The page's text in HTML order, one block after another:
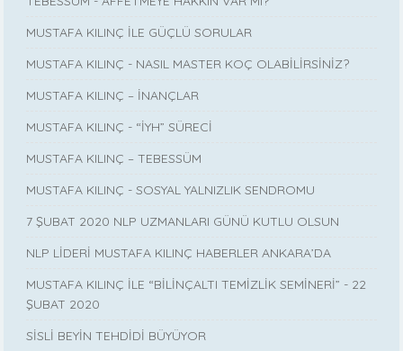
MUSTAFA KILINÇ İLE GÜÇLÜ SORULAR
MUSTAFA KILINÇ - NASIL MASTER KOÇ OLABİLİRSİNİZ?
MUSTAFA KILINÇ – İNANÇLAR
MUSTAFA KILINÇ - “İYH” SÜRECİ
MUSTAFA KILINÇ – TEBESSÜM
MUSTAFA KILINÇ - SOSYAL YALNIZLIK SENDROMU
7 ŞUBAT 2020 NLP UZMANLARI GÜNÜ KUTLU OLSUN
NLP LİDERİ MUSTAFA KILINÇ HABERLER ANKARA’DA
MUSTAFA KILINÇ İLE “BİLİNÇALTI TEMİZLİK SEMİNERİ” - 22
ŞUBAT 2020
SİSLİ BEYİN TEHDİDİ BÜYÜYOR